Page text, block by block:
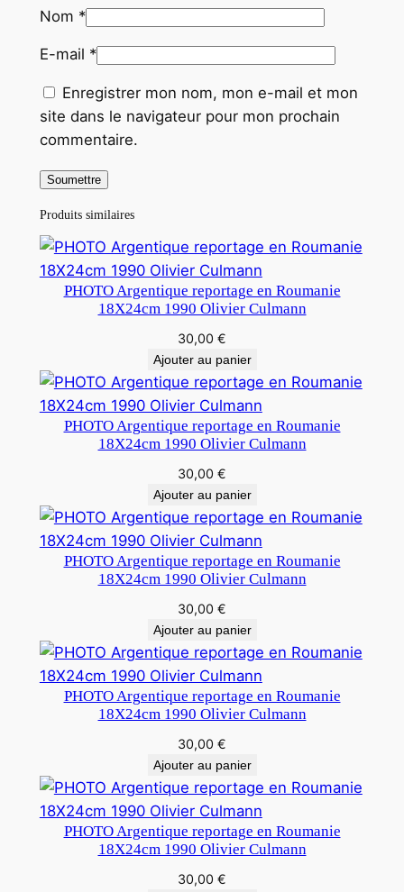
Nom *
E-mail *
Enregistrer mon nom, mon e-mail et mon
site dans le navigateur pour mon prochain
commentaire.
Produits similaires
PHOTO Argentique reportage en Roumanie
18X24cm 1990 Olivier Culmann
30,00 €
Ajouter au panier
PHOTO Argentique reportage en Roumanie
18X24cm 1990 Olivier Culmann
30,00 €
Ajouter au panier
PHOTO Argentique reportage en Roumanie
18X24cm 1990 Olivier Culmann
30,00 €
Ajouter au panier
PHOTO Argentique reportage en Roumanie
18X24cm 1990 Olivier Culmann
30,00 €
Ajouter au panier
PHOTO Argentique reportage en Roumanie
18X24cm 1990 Olivier Culmann
30,00 €